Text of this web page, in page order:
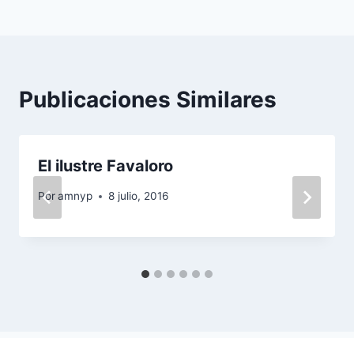
Publicaciones Similares
El ilustre Favaloro
Poramnyp 8 julio, 2016